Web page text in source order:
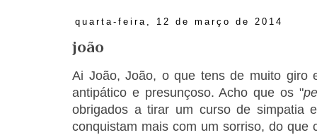
quarta-feira, 12 de março de 2014
joão
Ai João, João, o que tens de muito giro
antipático e presunçoso. Acho que os "
obrigados a tirar um curso de simpatia
conquistam mais com um sorriso, do que